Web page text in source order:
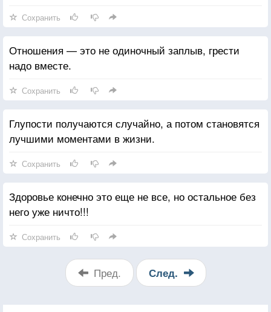
Сохранить
Отношения — это не одиночный заплыв, грести
надо вместе.
Сохранить
Глупости получаются случайно, а потом становятся
лучшими моментами в жизни.
Сохранить
Здоровье конечно это еще не все, но остальное без
него уже ничто!!!
Сохранить
Пред. След.